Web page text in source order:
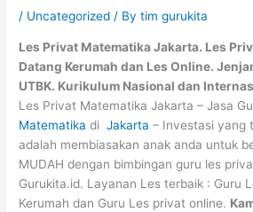
/ Uncategorized / Bytim gurukita
Les Privat Matematika Jakarta. Les
Datang Kerumah dan Les Online.
UTBK. Kurikulum Nasional dan
Les Privat Matematika Jakarta – Jasa
Matematika diJakarta – Investasi yang
adalah membiasakan anak anda untuk
MUDAH dengan bimbingan guru les
Gurukita.id. Layanan Les terbaik : Guru
Kerumah dan Guru Les privat online.